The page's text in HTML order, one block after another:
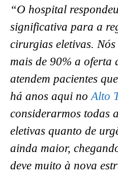
“O hospital
significativa para a
cirurgias eletivas. Nós
mais de 90% a oferta
atendem pacientes
há anos aqui noAlto
considerarmos todas
eletivas quanto de
ainda maior,
deve muito à nova